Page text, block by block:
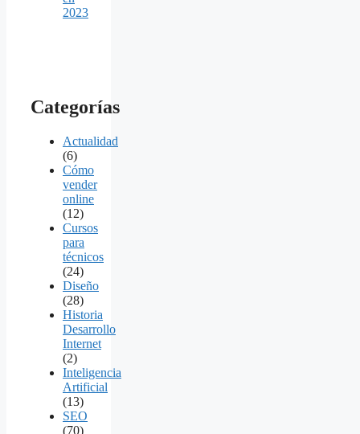
2023
Categorías
Actualidad
(6)
Cómo
vender
online
(12)
Cursos
para
técnicos
(24)
Diseño
(28)
Historia
Desarrollo
Internet
(2)
Inteligencia
Artificial
(13)
SEO
(70)